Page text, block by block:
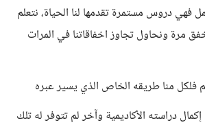
فهي دروس مستمرة تقدمها لنا الحياة، نتعلم
مرة ونحاول تجاوز اخفاقاتنا في المرات
فلكل منا طريقه الخاص الذي يسير عبره
دراسته الأكاديمية وآخر لم تتوفر له تلك